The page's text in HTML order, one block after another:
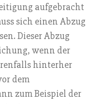
aufgebracht
sich einen Abzug
Dieser Abzug
wenn der
hinterher
dem
zum Beispiel der